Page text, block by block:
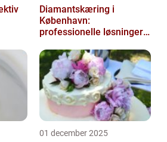
Diamantskæring i
København:
professionelle løsninger
01 december 2025